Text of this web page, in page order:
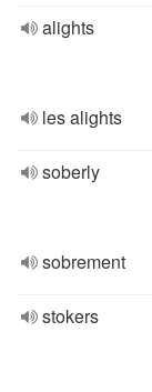
alights
les alights
soberly
sobrement
stokers